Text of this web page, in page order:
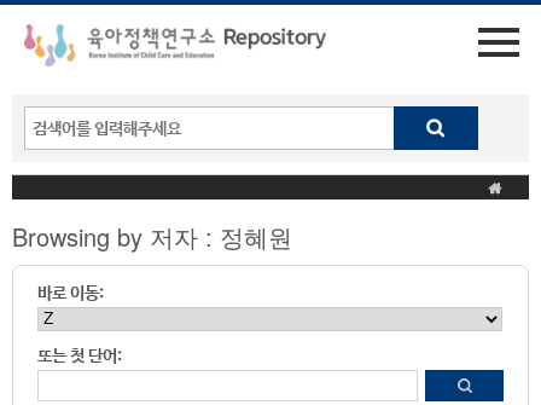
Browsing by 저자 : 정혜원
바로 이동:
또는 첫 단어: